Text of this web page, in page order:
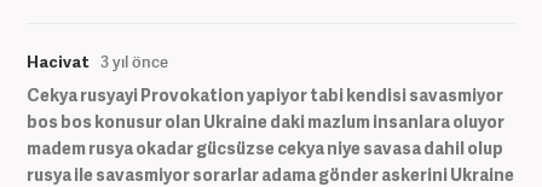
Hacivat 3 yıl önce
Cekya rusyayi Provokation yapiyor tabi kendisi savasmiyor
bos bos konusur olan Ukraine daki mazlum insanlara oluyor
madem rusya okadar gücsüzse cekya niye savasa dahil olup
rusya ile savasmiyor sorarlar adama gönder askerini Ukraine